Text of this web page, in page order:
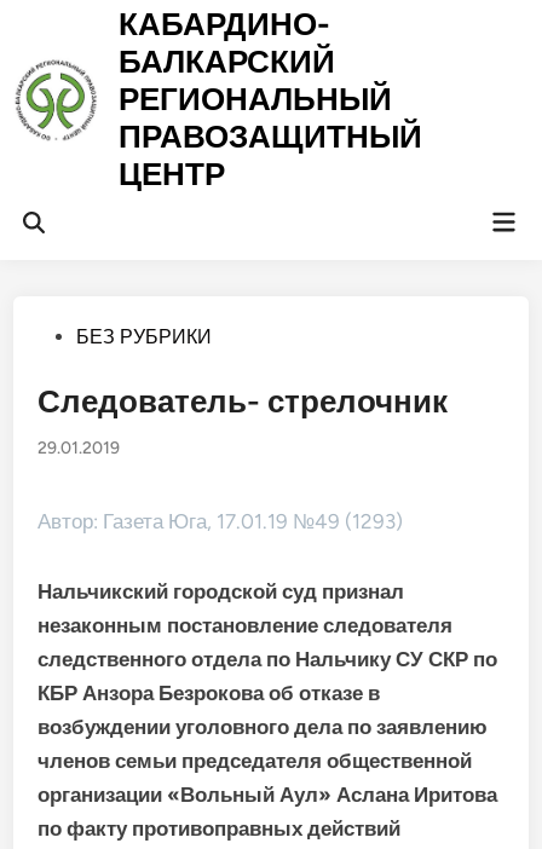
содержимому
КАБАРДИНО-
БАЛКАРСКИЙ
РЕГИОНАЛЬНЫЙ
ПРАВОЗАЩИТНЫЙ
ЦЕНТР
Открыть
Опубликовано
БЕЗ РУБРИКИ
Следователь- стрелочник
29.01.2019
Автор: Газета Юга, 17.01.19 №49 (1293)
Нальчикский городской суд признал
незаконным поста­новление следователя
след­ственного отдела по Нальчику СУ СКР по
КБР Анзора Безрокова об отказе в
возбуждении уголовного дела по заявлению
членов семьи председателя обще­ственной
организации «Вольный Аул» Аслана Иритова
по факту противо­правных действий